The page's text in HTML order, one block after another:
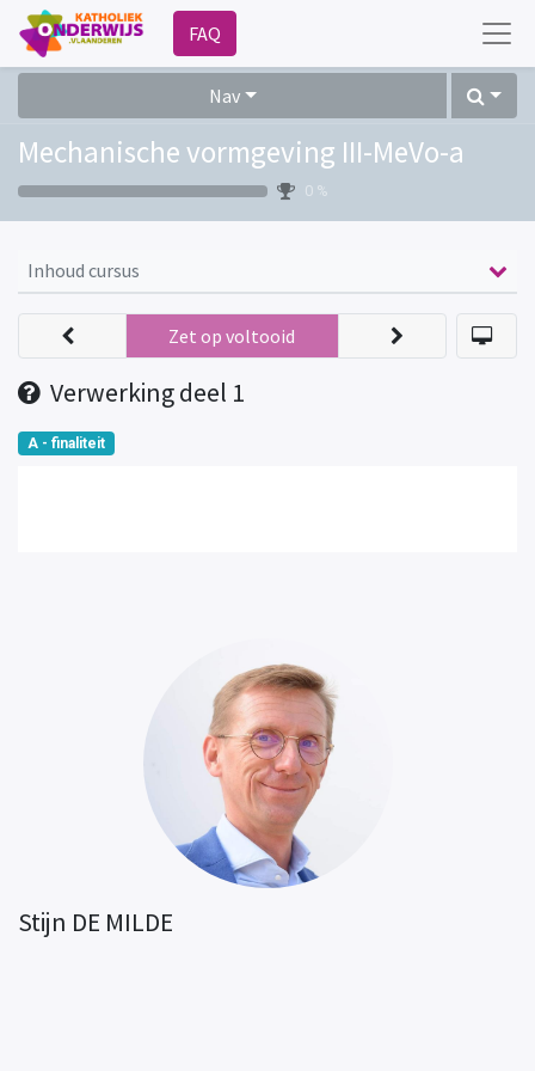
FAQ
Nav
Mechanische vormgeving III-MeVo-a
0 %
Inhoud cursus
Verwerking deel 1
Zet op voltooid
A - finaliteit
Stijn DE MILDE